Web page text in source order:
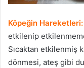
Köpeğin Hareketleri:
etkilenip
Sıcaktan etkilenmiş
dönmesi, ateş gibi